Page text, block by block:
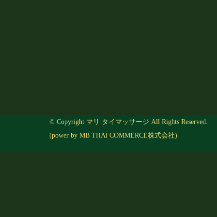
© Copyright マリ タイマッサージ All Rights Reserved.
(power by MB THAi COMMERCE株式会社)